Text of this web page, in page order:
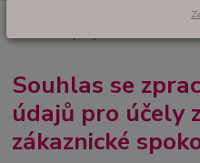
Souhlas se zpracováním
zákaznické spokojenosti
Souhlas se
údajů pro účely
zákaznické